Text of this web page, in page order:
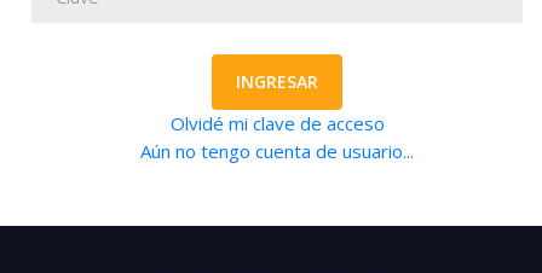
INGRESAR
Olvidé mi clave de acceso
Aún no tengo cuenta de usuario...